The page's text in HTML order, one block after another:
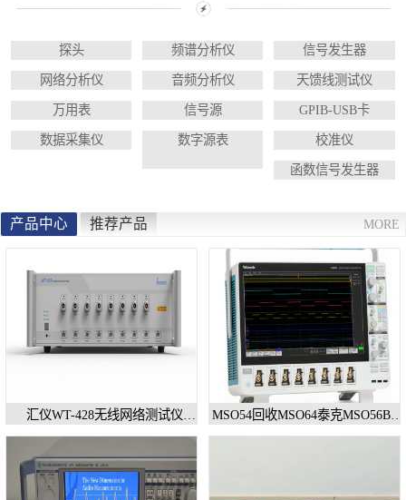
探头 频谱分析仪 信号发生器
网络分析仪 音频分析仪 天馈线测试仪
万用表 信号源 GPIB-USB卡
数据采集仪 数字源表 校准仪
函数信号发生器
产品中心 推荐产品 MORE
汇仪WT-428无线网络测试仪
WT328销售/回收
MSO54回收MSO64泰克MSO56B混
号示波器
数字源表 数字源表
校准仪 函数信号发生器
示波器 直流电源
频率计
静电计